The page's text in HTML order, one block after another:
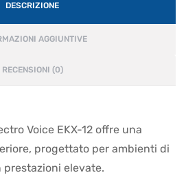
DESCRIZIONE
AGGIUNTIVE
RECENSIONI (0)
Voice EKX-12 offre una
progettato per ambienti di
elevate.